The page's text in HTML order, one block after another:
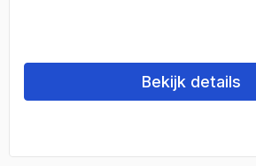
Bekijk details